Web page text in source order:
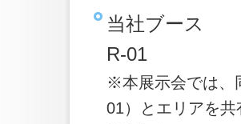
当社ブース
R-01
※本展示会では、
01）とエリアを